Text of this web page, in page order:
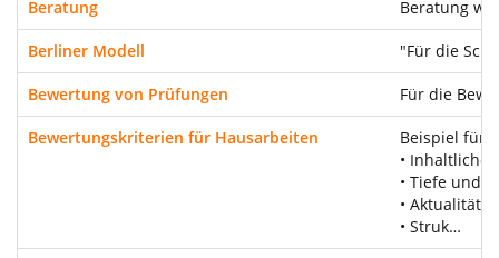
Beratung Beratung
Berliner Modell "Für die
Bewertung von Prüfungen Für die
Bewertungskriterien für Hausarbeiten
Beispiel für
• Inhaltliche
• Tiefe und
• Aktualität
• Struk…